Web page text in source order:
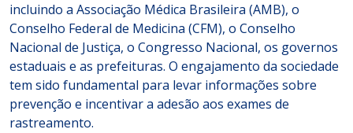
incluindo a Associação Médica Brasileira (AMB), o
Conselho Federal de Medicina (CFM), o Conselho
Nacional de Justiça, o Congresso Nacional, os governos
estaduais e as prefeituras. O engajamento da sociedade
tem sido fundamental para levar informações sobre
prevenção e incentivar a adesão aos exames de
rastreamento.